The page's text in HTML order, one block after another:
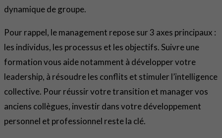
dynamique de groupe.
Pour rappel, le management repose sur 3 axes principaux :
les individus, les processus et les objectifs. Suivre une
formation vous aide notamment à développer votre
leadership, à résoudre les conflits et stimuler l’intelligence
collective. Pour réussir votre transition et manager vos
anciens collègues, investir dans votre développement
personnel et professionnel reste la clé.